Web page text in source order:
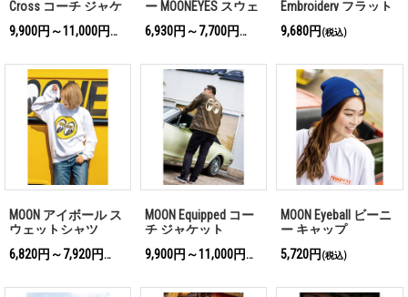
Cross コーチ ジャケ
ット
9,900円～11,000円
(税込)
ー MOONEYES スウェ
ットシャツ
6,930円～7,700円
(税込)
Embroidery フラット
バイザー キャップ
9,680円 (税込)
MOON アイボール ス
ウェットシャツ
6,820円～7,920円
(税込)
MOON Equipped コー
チ ジャケット
9,900円～11,000円
(税込)
MOON Eyeball ビーニ
ー キャップ
5,720円 (税込)